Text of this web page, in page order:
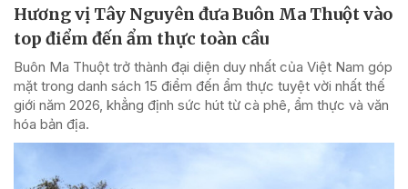
Hương vị Tây Nguyên đưa Buôn Ma Thuột vào
top điểm đến ẩm thực toàn cầu
Buôn Ma Thuột trở thành đại diện duy nhất của Việt Nam góp
mặt trong danh sách 15 điểm đến ẩm thực tuyệt vời nhất thế
giới năm 2026, khẳng định sức hút từ cà phê, ẩm thực và văn
hóa bản địa.